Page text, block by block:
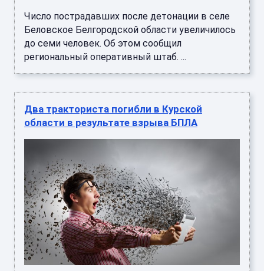
Число пострадавших после детонации в селе
Беловское Белгородской области увеличилось
до семи человек. Об этом сообщил
региональный оперативный штаб. ...
Два тракториста погибли в Курской
области в результате взрыва БПЛА